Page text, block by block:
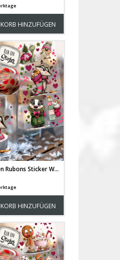
HINZUFÜGEN
Rub ons RubOn Rubons Sticker Weihnachten Weihnachtssticker Weihnachtsmotive Tiere Wichtel Weihnachtswichtel Waschbär Schildkröte Hamster DIN lang rb43
HINZUFÜGEN